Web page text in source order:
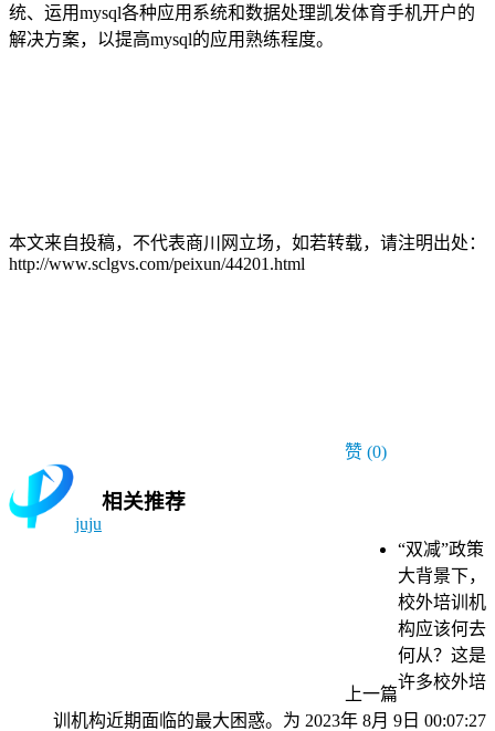
统、运用mysql各种应用系统和数据处理凯发体育手机开户的
解决方案，以提高mysql的应用熟练程度。
本文来自投稿，不代表商川网立场，如若转载，请注明出处：
http://www.sclgvs.com/peixun/44201.html
赞 (0)
juju
上一篇
2023年 8月 9日 00:07:27
相关推荐
“双减”政策
大背景下，
校外培训机
构应该何去
何从？这是
许多校外培
训机构近期面临的最大困惑。为